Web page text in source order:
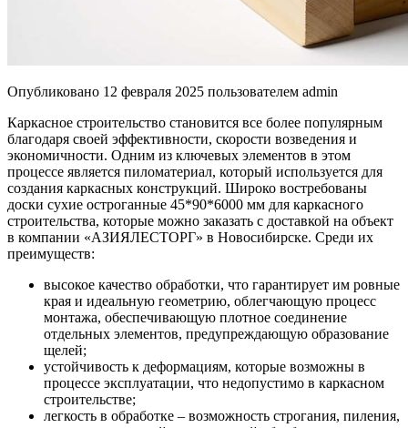
Опубликовано 12 февраля 2025 пользователем admin
Каркасное строительство становится все более популярным
благодаря своей эффективности, скорости возведения и
экономичности. Одним из ключевых элементов в этом
процессе является пиломатериал, который используется для
создания каркасных конструкций. Широко востребованы
доски сухие остроганные 45*90*6000 мм для каркасного
строительства, которые можно заказать с доставкой на объект
в компании «АЗИЯЛЕСТОРГ» в Новосибирске. Среди их
преимуществ:
высокое качество обработки, что гарантирует им ровные
края и идеальную геометрию, облегчающую процесс
монтажа, обеспечивающую плотное соединение
отдельных элементов, предупреждающую образование
щелей;
устойчивость к деформациям, которые возможны в
процессе эксплуатации, что недопустимо в каркасном
строительстве;
легкость в обработке – возможность строгания, пиления,